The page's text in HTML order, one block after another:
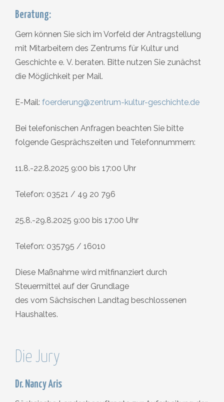
Beratung:
Gern können Sie sich im Vorfeld der Antragstellung
mit Mitarbeitern des Zentrums für Kultur und
Geschichte e. V. beraten. Bitte nutzen Sie zunächst
die Möglichkeit per Mail.
E-Mail: foerderung@zentrum-kultur-geschichte.de
Bei telefonischen Anfragen beachten Sie bitte
folgende Gesprächszeiten und Telefonnummern:
11.8.-22.8.2025 9:00 bis 17:00 Uhr
Telefon: 03521 / 49 20 796
25.8.-29.8.2025 9:00 bis 17:00 Uhr
Telefon: 035795 / 16010
Diese Maßnahme wird mitfinanziert durch
Steuermittel auf der Grundlage
des vom Sächsischen Landtag beschlossenen
Haushaltes.
Die Jury
Dr. Nancy Aris